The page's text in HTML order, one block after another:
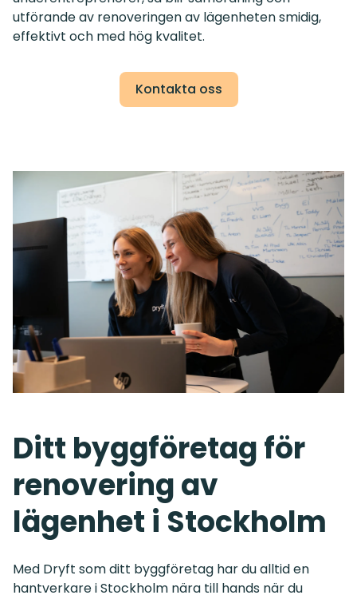
utförande av renoveringen av lägenheten smidig,
effektivt och med hög kvalitet.
Kontakta oss
Ditt byggföretag för
renovering av
lägenhet i Stockholm
Med Dryft som ditt byggföretag har du alltid en
hantverkare i Stockholm nära till hands när du